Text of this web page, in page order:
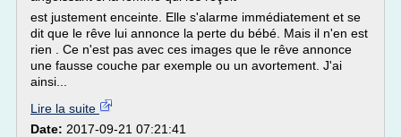
est justement enceinte. Elle s'alarme immédiatement et se
dit que le rêve lui annonce la perte du bébé. Mais il n'en est
rien . Ce n'est pas avec ces images que le rêve annonce
une fausse couche par exemple ou un avortement. J'ai
ainsi...
Lire la suite
Date: 2017-09-21 07:21:41